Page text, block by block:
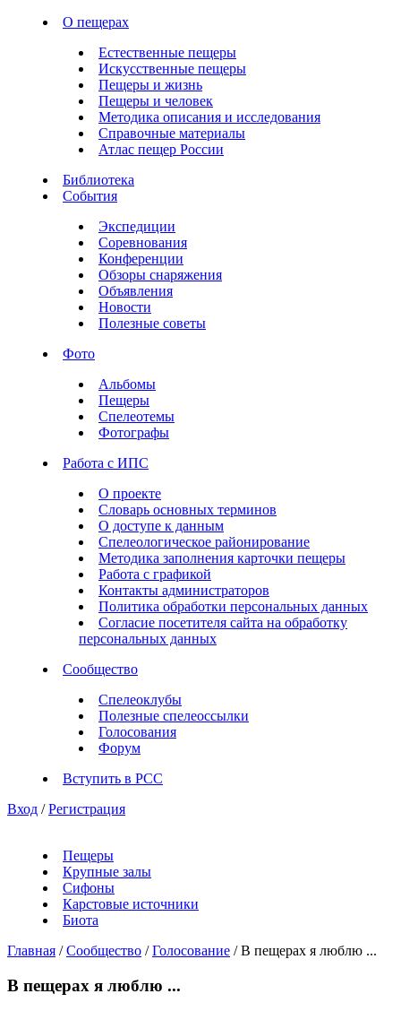
О пещерах
Естественные пещеры
Искусственные пещеры
Пещеры и жизнь
Пещеры и человек
Методика описания и исследования
Справочные материалы
Атлас пещер России
Библиотека
События
Экспедиции
Соревнования
Конференции
Обзоры снаряжения
Объявления
Новости
Полезные советы
Фото
Альбомы
Пещеры
Спелеотемы
Фотографы
Работа с ИПС
О проекте
Словарь основных терминов
О доступе к данным
Спелеологическое районирование
Методика заполнения карточки пещеры
Работа с графикой
Контакты администраторов
Политика обработки персональных данных
Согласие посетителя сайта на обработку
персональных данных
Сообщество
Спелеоклубы
Полезные спелеоссылки
Голосования
Форум
Вступить в РСС
Вход / Регистрация
Пещеры
Крупные залы
Сифоны
Карстовые источники
Биота
Главная / Сообщество / Голосование / В пещерах я люблю ...
В пещерах я люблю ...